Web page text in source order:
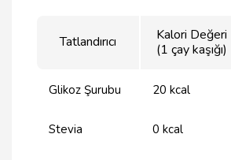
Tatlandırıcı
Kalori Değeri
(1 çay kaşığı)
Glikoz Şurubu 20 kcal
Stevia 0 kcal